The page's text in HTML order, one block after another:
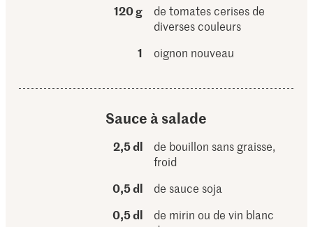
120 g
de tomates cerises de
diverses couleurs
1
oignon nouveau
Sauce à salade
2,5 dl
de bouillon sans graisse,
froid
0,5 dl
de sauce soja
0,5 dl
de mirin ou de vin blanc